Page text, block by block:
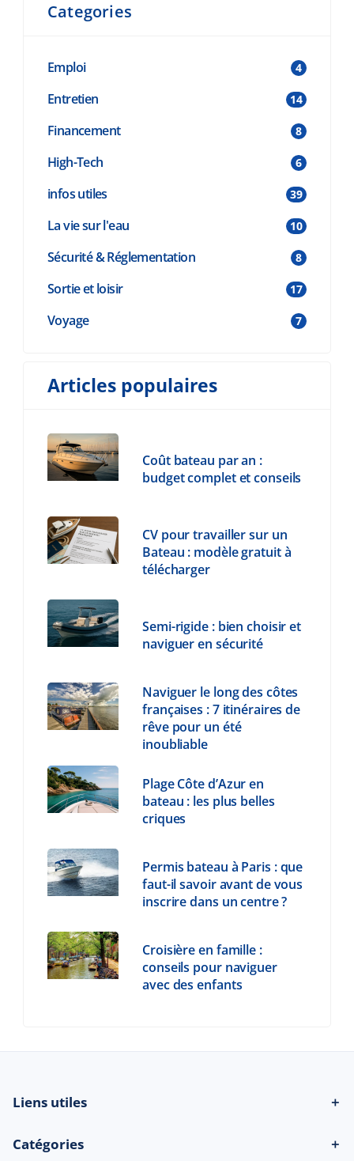
cette expérience sur mesure vous plonge
Categories
Emploi 4
Entretien 14
Financement 8
High-Tech 6
infos utiles 39
La vie sur l'eau 10
Sécurité & Réglementation 8
Sortie et loisir 17
Voyage 7
Articles populaires
Coût bateau par an :
budget complet et conseils
CV pour travailler sur un
Bateau : modèle gratuit à
télécharger
Semi-rigide : bien choisir et
naviguer en sécurité
Naviguer le long des côtes
françaises : 7 itinéraires de
rêve pour un été
inoubliable
Plage Côte d’Azur en
bateau : les plus belles
criques
Permis bateau à Paris : que
faut-il savoir avant de vous
inscrire dans un centre ?
Croisière en famille :
conseils pour naviguer
avec des enfants
Liens utiles ＋
Catégories ＋